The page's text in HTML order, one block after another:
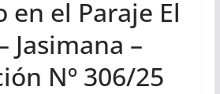
en el Paraje El
Jasimana –
Nº 306/25